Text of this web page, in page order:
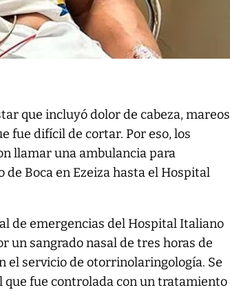
que incluyó dolor de cabeza, mareos
fue difícil de cortar. Por eso, los
llamar una ambulancia para
Boca en Ezeiza hasta el Hospital
de emergencias del Hospital Italiano
un sangrado nasal de tres horas de
el servicio de otorrinolaringología. Se
fue controlada con un tratamiento